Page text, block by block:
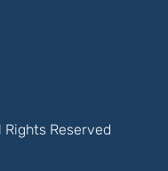
Reserved